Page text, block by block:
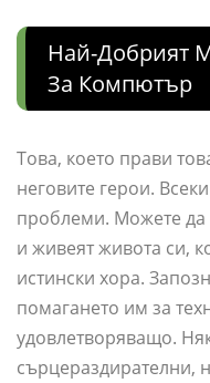
Най-Добрият
За Компютър
Това, което прави
неговите герои.
проблеми. Можете да
и живеят живота си,
истински хора.
помагането им за
удовлетворяващо.
сърцераздирателни,